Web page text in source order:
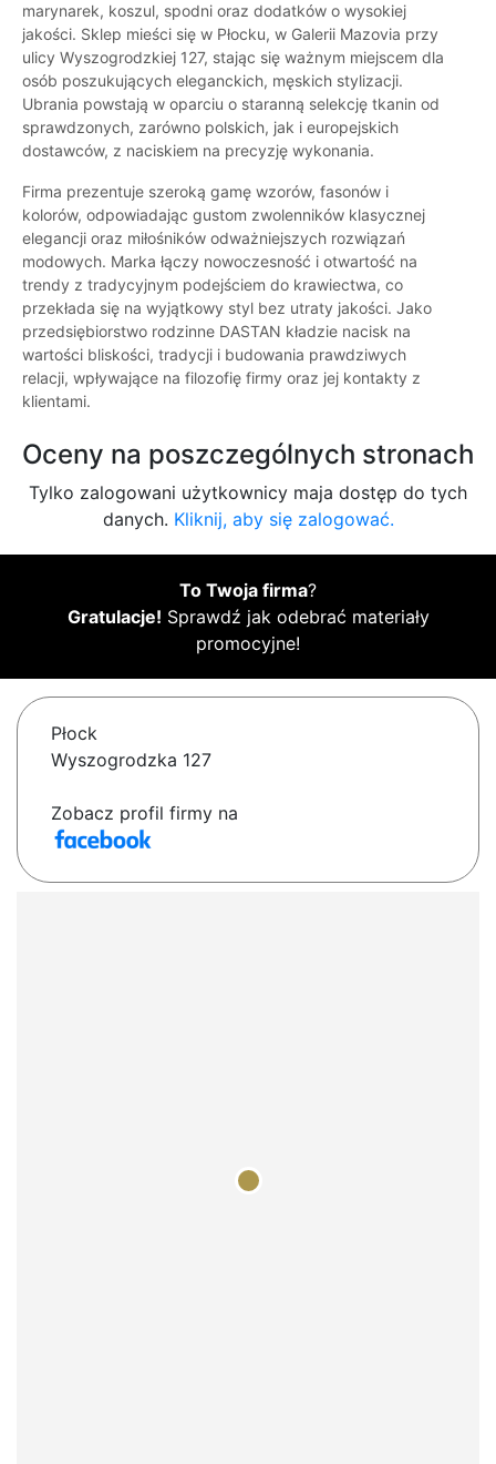
marynarek, koszul, spodni oraz dodatków o wysokiej
jakości. Sklep mieści się w Płocku, w Galerii Mazovia przy
ulicy Wyszogrodzkiej 127, stając się ważnym miejscem dla
osób poszukujących eleganckich, męskich stylizacji.
Ubrania powstają w oparciu o staranną selekcję tkanin od
sprawdzonych, zarówno polskich, jak i europejskich
dostawców, z naciskiem na precyzję wykonania.
Firma prezentuje szeroką gamę wzorów, fasonów i
kolorów, odpowiadając gustom zwolenników klasycznej
elegancji oraz miłośników odważniejszych rozwiązań
modowych. Marka łączy nowoczesność i otwartość na
trendy z tradycyjnym podejściem do krawiectwa, co
przekłada się na wyjątkowy styl bez utraty jakości. Jako
przedsiębiorstwo rodzinne DASTAN kładzie nacisk na
wartości bliskości, tradycji i budowania prawdziwych
relacji, wpływające na filozofię firmy oraz jej kontakty z
klientami.
Oceny na poszczególnych stronach
Tylko zalogowani użytkownicy maja dostęp do tych
danych. Kliknij, aby się zalogować.
To Twoja firma?
Gratulacje! Sprawdź jak odebrać materiały
promocyjne!
Płock
Wyszogrodzka 127
Zobacz profil firmy na